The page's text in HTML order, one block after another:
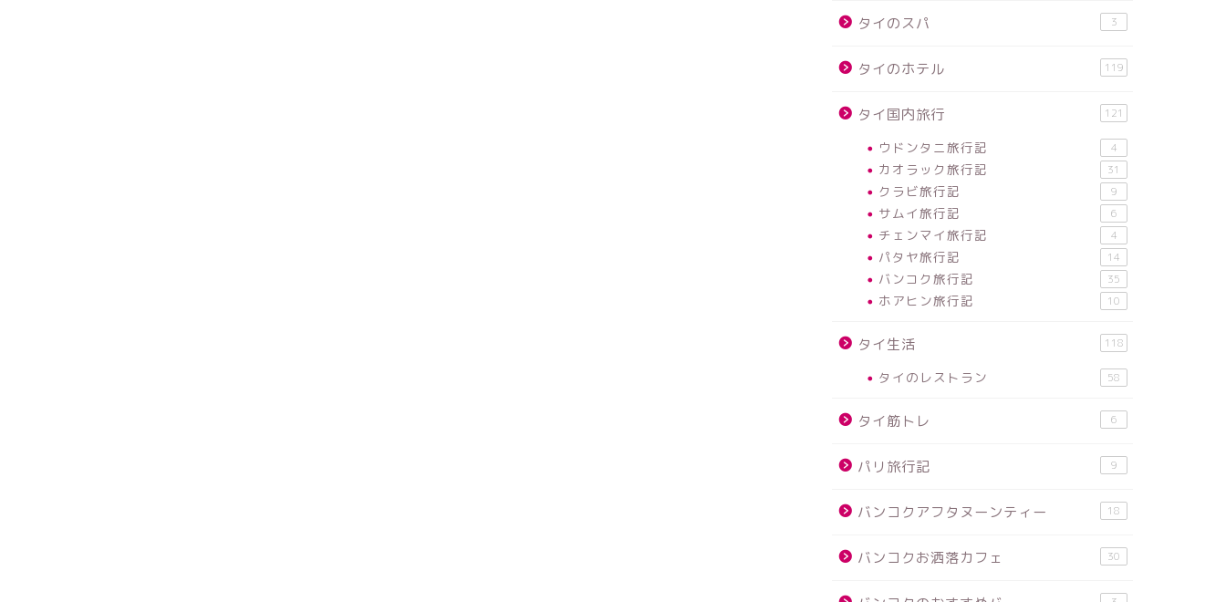
タイのスパ 3
タイのホテル 119
タイ国内旅行 121
ウドンタニ旅行記 4
カオラック旅行記 31
クラビ旅行記 9
サムイ旅行記 6
チェンマイ旅行記 4
パタヤ旅行記 14
バンコク旅行記 35
ホアヒン旅行記 10
タイ生活 118
タイのレストラン 58
タイ筋トレ 6
パリ旅行記 9
バンコクアフタヌーンティー 18
バンコクお洒落カフェ 30